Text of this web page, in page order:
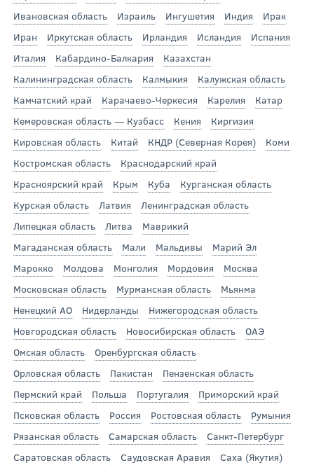
Ивановская область
Израиль Ингушетия Индия
Ирак
Иран
Иркутская область Ирландия Исландия
Испания
Италия
Кабардино-Балкария
Казахстан
Калининградская область
Калмыкия
Калужская область
Камчатский край
Карачаево-Черкесия Карелия
Катар
Кемеровская область — Кузбасс
Кения
Киргизия
Кировская область
Китай КНДР (Северная Корея)
Коми
Костромская область
Краснодарский край
Красноярский край
Крым Куба
Курганская область
Курская область
Латвия
Ленинградская область
Липецкая область
Литва
Маврикий
Магаданская область
Мали Мальдивы
Марий Эл
Марокко
Молдова Монголия Мордовия
Москва
Московская область
Мурманская область
Мьянма
Ненецкий АО
Нидерланды
Нижегородская область
Новгородская область
Новосибирская область
ОАЭ
Омская область
Оренбургская область
Орловская область
Пакистан
Пензенская область
Пермский край
Польша Португалия
Приморский край
Псковская область
Россия Ростовская область
Румыния
Рязанская область
Самарская область
Санкт-Петербург
Саратовская область
Саудовская Аравия
Саха (Якутия)